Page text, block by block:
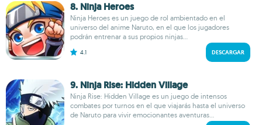
8. Ninja Heroes
Ninja Heroes es un juego de rol ambientado en el
universo del anime Naruto, en el que los jugadores
podrán entrenar a sus propios ninjas...
4.1 DESCARGAR
9. Ninja Rise: Hidden Village
Ninja Rise: Hidden Village es un juego de intensos
combates por turnos en el que viajarás hasta el universo
de Naruto para vivir emocionantes aventuras...